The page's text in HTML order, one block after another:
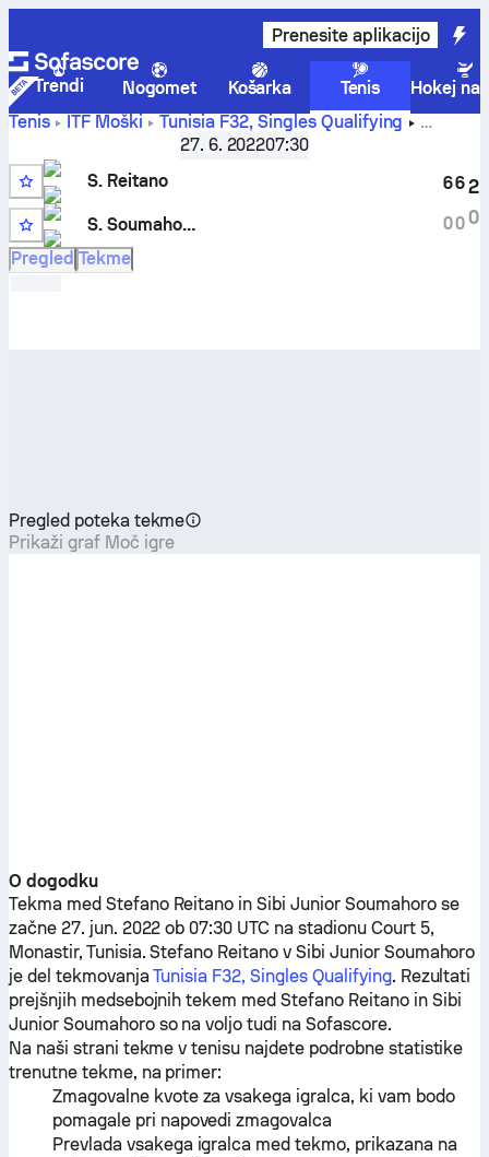
Prenesite aplikacijo
Trendi Nogomet Košarka Tenis
Hokej na
Tenis
ITF Moški
Tunisia F32, Singles Qualifying
Sibi Junior Soumahoro
rezultati medsebojnih tekem
27. 6. 202207:30
S. Reitano
S. Soumahoro
6
0
6
0
2
0
Pregled Tekme
Pregled poteka tekme
Prikaži graf Moč igre
O dogodku
Tekma med Stefano Reitano inSibi Junior Soumahorose
začne 27. jun. 2022 ob 07:30 UTC na stadionu Court 5,
Monastir, Tunisia.Stefano Reitano v Sibi Junior Soumahoro
je del tekmovanja Tunisia F32, Singles Qualifying. Rezultati
prejšnjih medsebojnih tekem medStefano Reitanoin Sibi
Junior Soumahoroso na voljo tudi na Sofascore.
Na naši strani tekme v tenisu najdete podrobne statistike
trenutne tekme, na primer:
Zmagovalne kvote za vsakega igralca, ki vam bodo
pomagale pri napovedi zmagovalca
Prevlada vsakega igralca med tekmo, prikazana na